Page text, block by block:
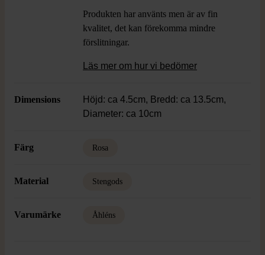
Produkten har använts men är av fin
kvalitet, det kan förekomma mindre
förslitningar.
Läs mer om hur vi bedömer
Dimensions
Höjd: ca 4.5cm, Bredd: ca 13.5cm,
Diameter: ca 10cm
Färg Rosa
Material Stengods
Varumärke Åhléns